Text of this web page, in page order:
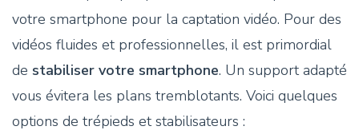
votre smartphone pour la captation vidéo. Pour des
vidéos fluides et professionnelles, il est primordial
de stabiliser votre smartphone. Un support adapté
vous évitera les plans tremblotants. Voici quelques
options de trépieds et stabilisateurs :